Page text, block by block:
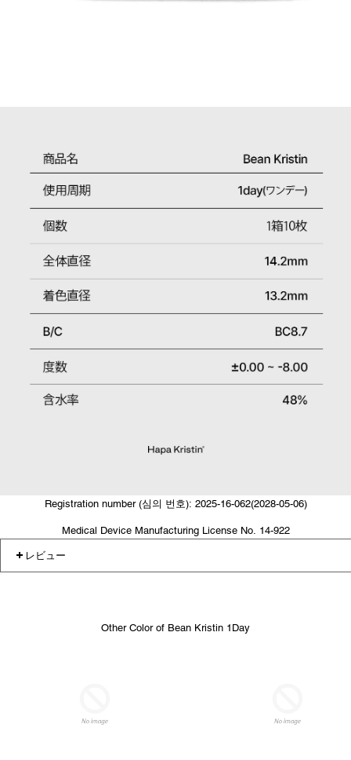
Registration number (심의 번호): 2025-16-062(2028-05-06)
Medical Device Manufacturing License No. 14-922
レビュー
Other Color of Bean Kristin 1Day